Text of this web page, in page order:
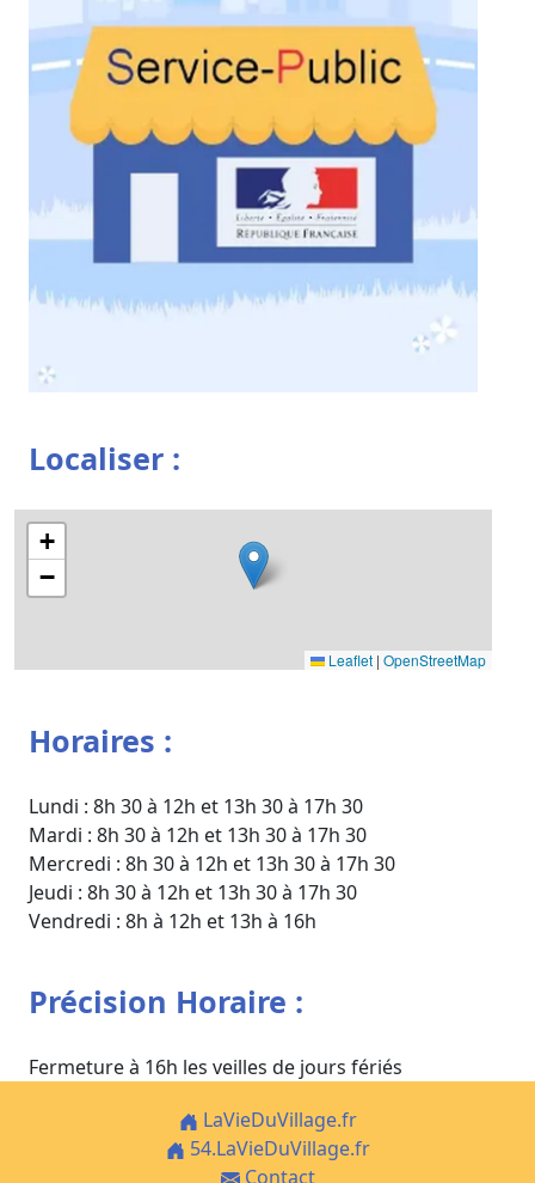
Localiser :
+
−
Leaflet | OpenStreetMap
Horaires :
Lundi : 8h 30 à 12h et 13h 30 à 17h 30
Mardi : 8h 30 à 12h et 13h 30 à 17h 30
Mercredi : 8h 30 à 12h et 13h 30 à 17h 30
Jeudi : 8h 30 à 12h et 13h 30 à 17h 30
Vendredi : 8h à 12h et 13h à 16h
Précision Horaire :
Fermeture à 16h les veilles de jours fériés
LaVieDuVillage.fr
54.LaVieDuVillage.fr
Contact